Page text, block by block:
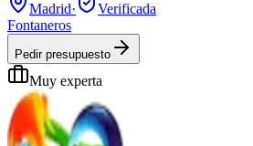
Madrid·
Verificada
Fontaneros
Pedir presupuesto
Muy experta